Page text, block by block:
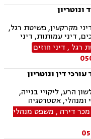
מקרקעין, פשיטת רגל,
דיני עמותות, דיני
פרעון, חוקתי ומנהלי,
ליווי עסקי,
, נדל"ן, נוטריון,
פינוי מושכר, פירוקים
צווי מניעה, רשויות
תאונות עבודה,
ספורט, תאונות
כוח מתשמך, גישור
רגל , דיני חוזים
דין ונוטריון
הרע, ליקויי בנייה,
אסטרטגיה
עמותות ונוטריון
דירה , משפט מנהלי